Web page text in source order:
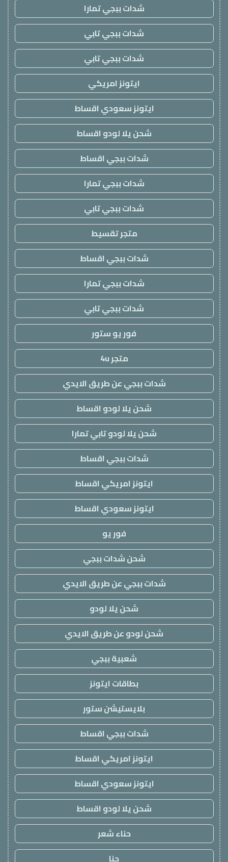
شدات ببجي تمارا
شدات ببجي تابي
شدات ببجي تابي
ايتونز امريكي
ايتونز سعودي اقساط
شحن يلا لودو اقساط
شدات ببجي اقساط
شدات ببجي تمارا
شدات ببجي تابي
متجر تقسيط
شدات ببجي اقساط
شدات ببجي تمارا
شدات ببجي تابي
فور يو ستور
متجر 4u
شدات ببجي عن طريق الايدي
شحن يلا لودو اقساط
شحن يلا لودو تابي تمارا
شدات ببجي اقساط
ايتونز امريكي اقساط
ايتونز سعودي اقساط
فور يو
شحن شدات ببجي
شدات ببجي عن طريق الايدي
شحن يلا لودو
شحن لودو عن طريق الايدي
شعبية ببجي
بطاقات ايتونز
بلايستيشن ستور
شدات ببجي اقساط
ايتونز امريكي اقساط
ايتونز سعودي اقساط
شحن يلا لودو اقساط
حناء شعر
حنا